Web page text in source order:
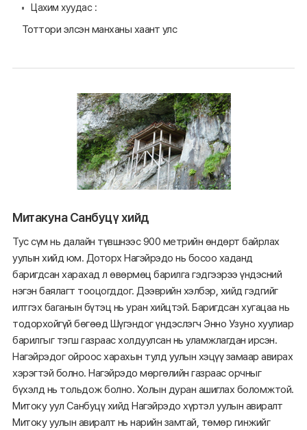
Цахим хуудас :
Тоттори элсэн манханы хаант улс
Митакуна Санбуцү хийд
Тус сүм нь далайн түвшнээс 900 метрийн өндөрт байрлах
уулын хийд юм. Доторх Нагэйрэдо нь босоо хаданд
баригдсан харахад л өвөрмөц барилга гэдгээрээ үндэсний
нэгэн баялагт тооцогддог. Дээврийн хэлбэр, хийд гэдгийг
илтгэх баганын бүтэц нь уран хийцтэй. Баригдсан хугацаа нь
тодорхойгүй бөгөөд Шүгэндог үндэслэгч Энно Узуно хуулиар
барилгыг тэгш газраас холдуулсан нь уламжлагдан ирсэн.
Нагэйрэдог ойроос харахын тулд уулын хэцүү замаар авирах
хэрэгтэй болно. Нагэйрэдо мөргөлийн газраас орчныг
бүхэлд нь тольдож болно. Холын дуран ашиглах боломжтой.
Митоку уул Санбуцү хийд Нагэйрэдо хүртэл уулын авиралт
Митоку уулын авиралт нь нарийн замтай, төмөр гинжийг